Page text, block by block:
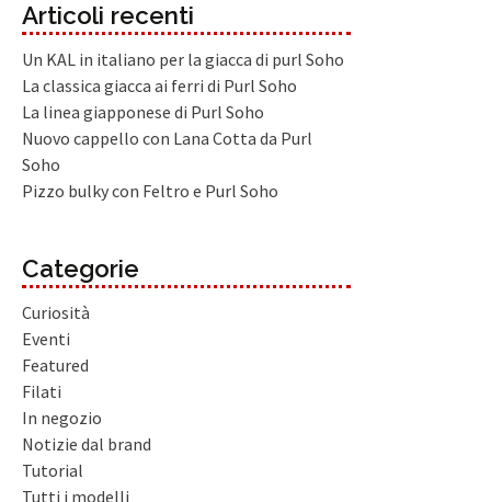
Articoli recenti
Un KAL in italiano per la giacca di purl Soho
La classica giacca ai ferri di Purl Soho
La linea giapponese di Purl Soho
Nuovo cappello con Lana Cotta da Purl
Soho
Pizzo bulky con Feltro e Purl Soho
Categorie
Curiosità
Eventi
Featured
Filati
In negozio
Notizie dal brand
Tutorial
Tutti i modelli